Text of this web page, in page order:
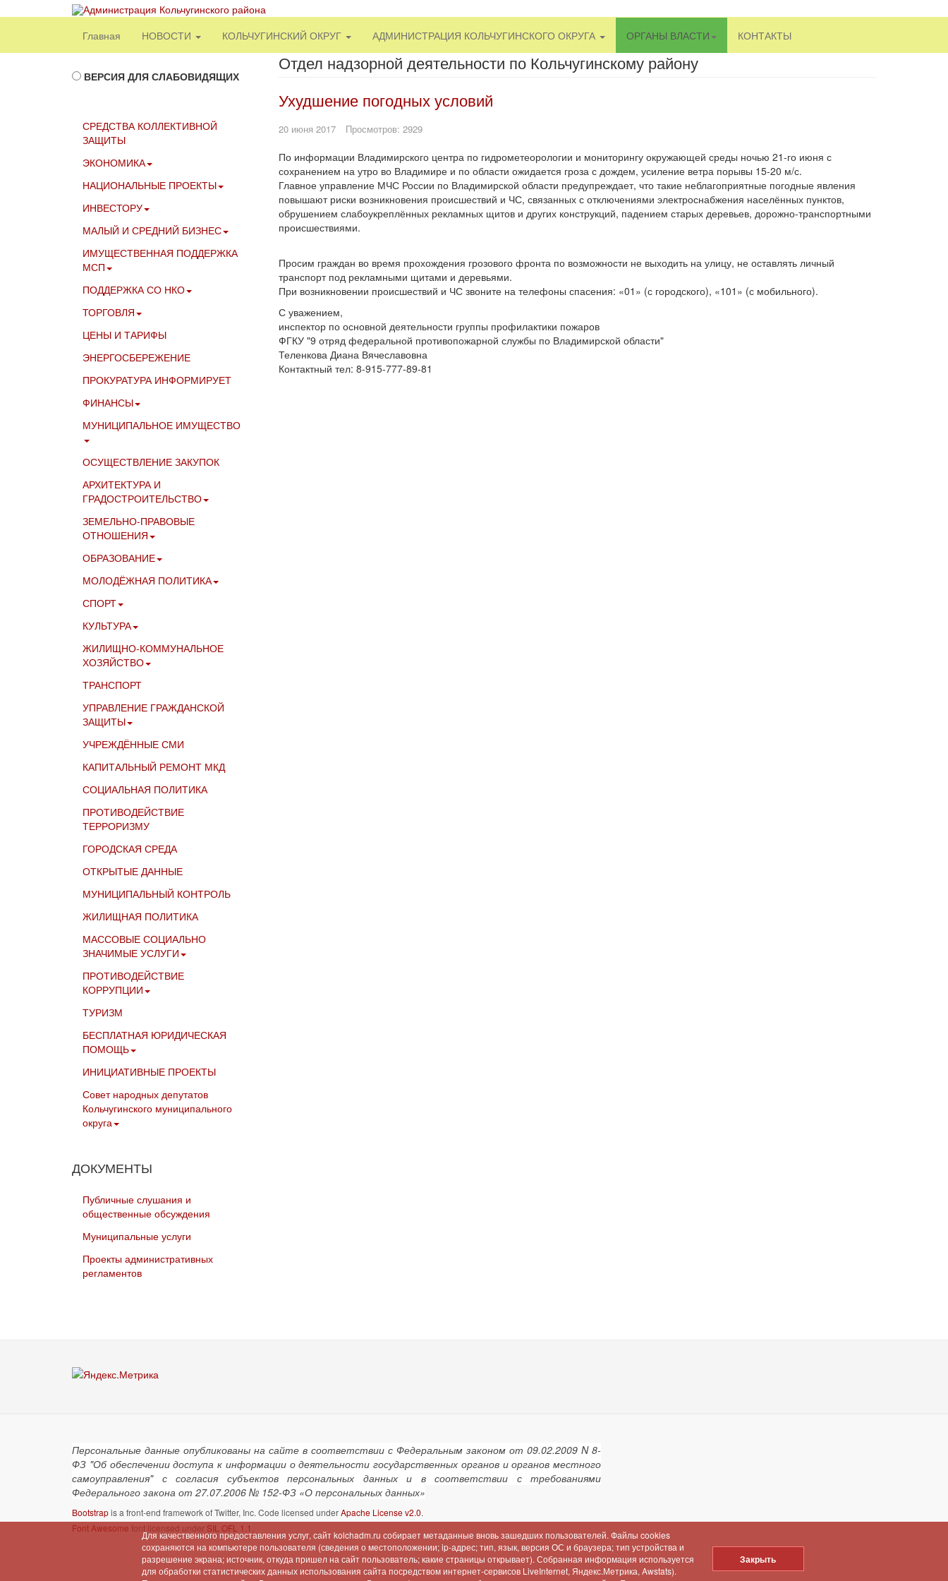
Главная НОВОСТИ КОЛЬЧУГИНСКИЙ ОКРУГ АДМИНИСТРАЦИЯ КОЛЬЧУГИНСКОГО ОКРУГА ОРГАНЫ ВЛАСТИ КОНТАКТЫ
Отдел надзорной деятельности по Кольчугинскому району
Ухудшение погодных условий
20 июня 2017 Просмотров: 2929
По информации Владимирского центра по гидрометеорологии и мониторингу окружающей среды ночью 21-го июня с
сохранением на утро во Владимире и по области ожидается гроза с дождем, усиление ветра порывы 15-20 м/с.
Главное управление МЧС России по Владимирской области предупреждает, что такие неблагоприятные погодные явления
повышают риски возникновения происшествий и ЧС, связанных с отключениями электроснабжения населённых пунктов,
обрушением слабоукреплённых рекламных щитов и других конструкций, падением старых деревьев, дорожно-транспортными
происшествиями.
Просим граждан во время прохождения грозового фронта по возможности не выходить на улицу, не оставлять личный
транспорт под рекламными щитами и деревьями.
При возникновении происшествий и ЧС звоните на телефоны спасения: «01» (с городского), «101» (с мобильного).
С уважением,
инспектор по основной деятельности группы профилактики пожаров
ФГКУ "9 отряд федеральной противопожарной службы по Владимирской области"
Теленкова Диана Вячеславовна
Контактный тел: 8-915-777-89-81
ВЕРСИЯ ДЛЯ СЛАБОВИДЯЩИХ
СРЕДСТВА КОЛЛЕКТИВНОЙ
ЗАЩИТЫ
ЭКОНОМИКА
НАЦИОНАЛЬНЫЕ ПРОЕКТЫ
ИНВЕСТОРУ
МАЛЫЙ И СРЕДНИЙ БИЗНЕС
ИМУЩЕСТВЕННАЯ ПОДДЕРЖКА
МСП
ПОДДЕРЖКА СО НКО
ТОРГОВЛЯ
ЦЕНЫ И ТАРИФЫ
ЭНЕРГОСБЕРЕЖЕНИЕ
ПРОКУРАТУРА ИНФОРМИРУЕТ
ФИНАНСЫ
МУНИЦИПАЛЬНОЕ ИМУЩЕСТВО
ОСУЩЕСТВЛЕНИЕ ЗАКУПОК
АРХИТЕКТУРА И
ГРАДОСТРОИТЕЛЬСТВО
ЗЕМЕЛЬНО-ПРАВОВЫЕ
ОТНОШЕНИЯ
ОБРАЗОВАНИЕ
МОЛОДЁЖНАЯ ПОЛИТИКА
СПОРТ
КУЛЬТУРА
ЖИЛИЩНО-КОММУНАЛЬНОЕ
ХОЗЯЙСТВО
ТРАНСПОРТ
УПРАВЛЕНИЕ ГРАЖДАНСКОЙ
ЗАЩИТЫ
УЧРЕЖДЁННЫЕ СМИ
КАПИТАЛЬНЫЙ РЕМОНТ МКД
СОЦИАЛЬНАЯ ПОЛИТИКА
ПРОТИВОДЕЙСТВИЕ
ТЕРРОРИЗМУ
ГОРОДСКАЯ СРЕДА
ОТКРЫТЫЕ ДАННЫЕ
МУНИЦИПАЛЬНЫЙ КОНТРОЛЬ
ЖИЛИЩНАЯ ПОЛИТИКА
МАССОВЫЕ СОЦИАЛЬНО
ЗНАЧИМЫЕ УСЛУГИ
ПРОТИВОДЕЙСТВИЕ
КОРРУПЦИИ
ТУРИЗМ
БЕСПЛАТНАЯ ЮРИДИЧЕСКАЯ
ПОМОЩЬ
ИНИЦИАТИВНЫЕ ПРОЕКТЫ
Совет народных депутатов
Кольчугинского муниципального
округа
ДОКУМЕНТЫ
Публичные слушания и
общественные обсуждения
Муниципальные услуги
Проекты административных
регламентов
Персональные данные опубликованы на сайте в соответствии с Федеральным законом от 09.02.2009 N 8-
ФЗ "Об обеспечении доступа к информации о деятельности государственных органов и органов местного
самоуправления" с согласия субъектов персональных данных и в соответствии с требованиями
Федерального закона от 27.07.2006 № 152-ФЗ «О персональных данных»
Bootstrapis a front-end framework of Twitter, Inc. Code licensed underApache License v2.0.
Font Awesome font licensed under SIL OFL 1.1
Для качественного предоставления услуг, сайт kolchadm.ru собирает метаданные вновь зашедших пользователей. Файлы cookies
сохраняются на компьютере пользователя (сведения о местоположении; ip-адрес; тип, язык, версия ОС и браузера; тип устройства и
разрешение экрана; источник, откуда пришел на сайт пользователь; какие страницы открывает). Собранная информация используется
для обработки статистических данных использования сайта посредством интернет-сервисов LiveInternet, Яндекс.Метрика, Awstats).
Закрыть